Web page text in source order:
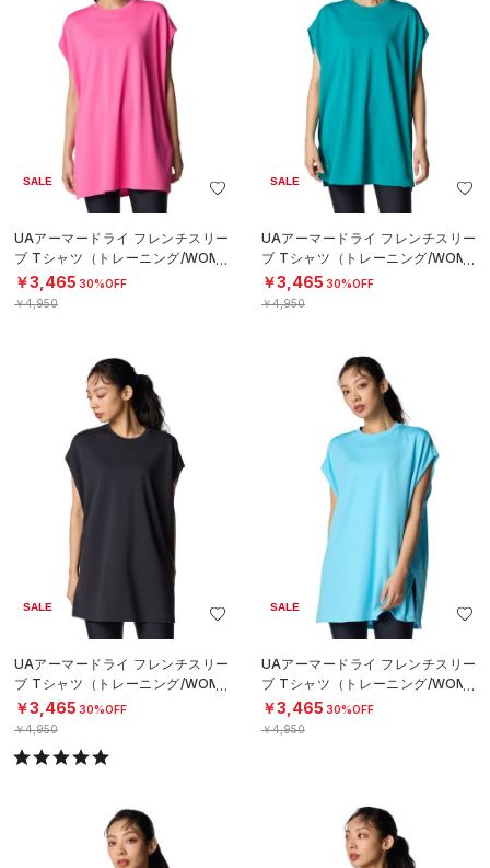
SALE
UAアーマードライ フレンチスリー
ブ Tシャツ（トレーニング/WOME
N）
￥3,465 30%OFF
￥4,950
SALE
UAアーマードライ フレンチスリー
ブ Tシャツ（トレーニング/WOME
N）
￥3,465 30%OFF
￥4,950
SALE
UAアーマードライ フレンチスリー
ブ Tシャツ（トレーニング/WOME
N）
￥3,465 30%OFF
￥4,950
SALE
UAアーマードライ フレンチスリー
ブ Tシャツ（トレーニング/WOME
N）
￥3,465 30%OFF
￥4,950